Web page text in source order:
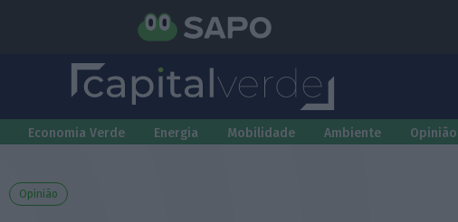
Economia Verde Energia Mobilidade Ambiente Opinião
Opinião